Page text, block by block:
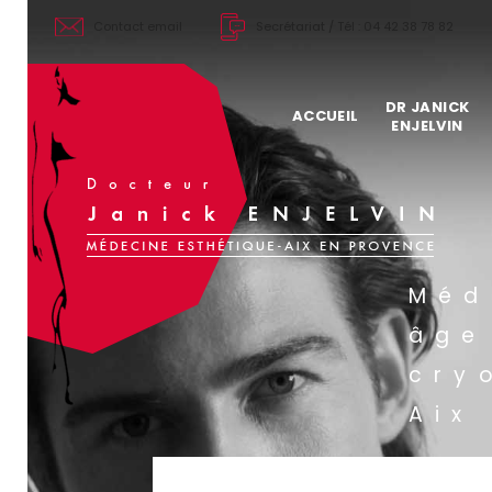
ACCUEIL
DR JANICK
ENJELVIN
Ma
Mon
Mon parcours
Mes
Les sociétés
âge
Aix